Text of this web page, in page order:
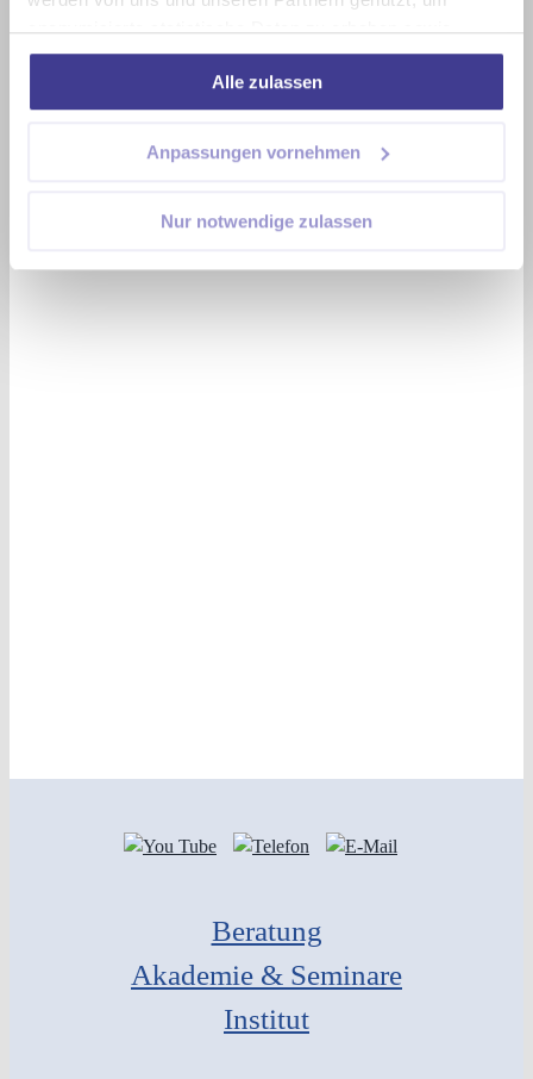
anonymisierte statistische Daten zu erheben sowie
Nutzungsverhalten nachzuvollziehen. Darüber hinaus
können wir damit unsere Inhalte und Online-Anzeigen
personalisieren und weitere soziale, digitale Interaktionen
anstoßen. Mehr dazu erfahren Sie in unserer
Alle zulassen
Anpassungen vornehmen
Nur notwendige zulassen
Beratung
Akademie & Seminare
Institut